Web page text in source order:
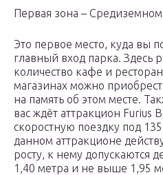
Первая зона –
Это первое место, куда вы
главный вход парка. Здесь
количество кафе и
магазинах можно
на память об этом месте.
вас ждёт аттракцион Furius
скоростную поездку под
данном аттракционе
росту, к нему допускаются
1,40 метра и не выше 1,95